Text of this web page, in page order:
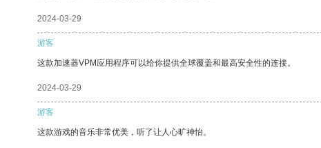
2024-03-29
游客
这款加速器VPM应用程序可以给你提供全球覆盖和最高安全性的连接。
2024-03-29
游客
这款游戏的音乐非常优美，听了让人心旷神怡。